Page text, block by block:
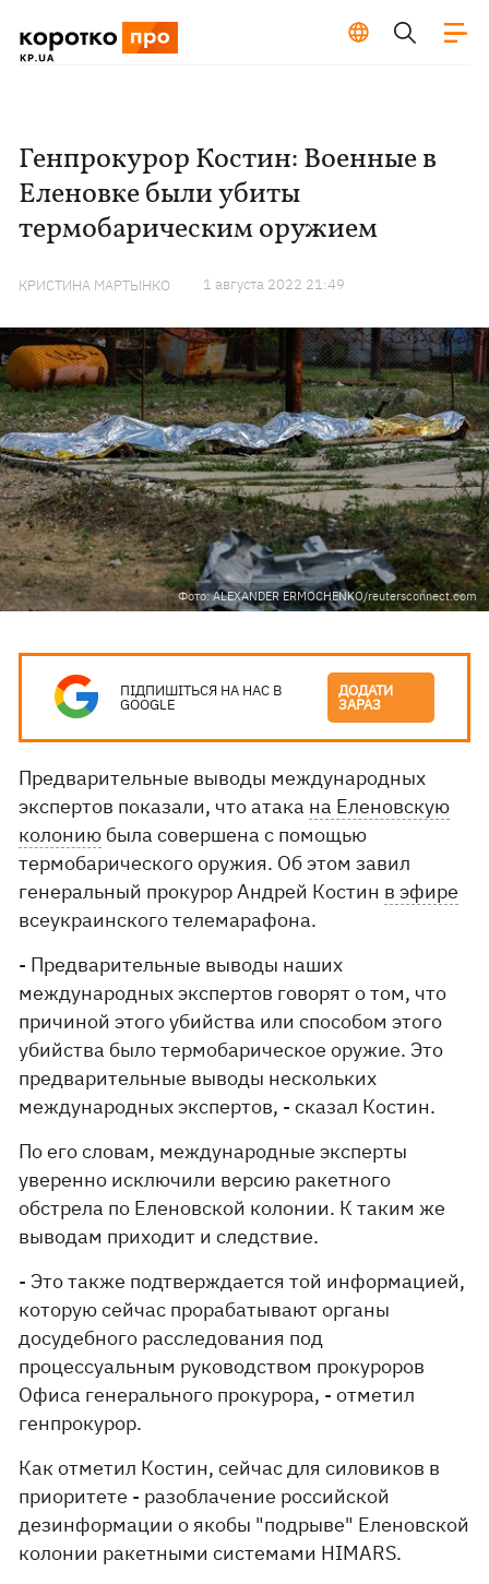
Генпрокурор Костин: Военные в
Еленовке были убиты
термобарическим оружием
КРИСТИНА МАРТЫНКО 1 августа 2022 21:49
Фото: ALEXANDER ERMOCHENKO/reutersconnect.com
ПІДПИШІТЬСЯ НА НАС В
GOOGLE
ДОДАТИ
ЗАРАЗ
Предварительные выводы международных
экспертов показали, что атака на Еленовскую
колонию была совершена с помощью
термобарического оружия. Об этом завил
генеральный прокурор Андрей Костин в эфире
всеукраинского телемарафона.
- Предварительные выводы наших
международных экспертов говорят о том, что
причиной этого убийства или способом этого
убийства было термобарическое оружие. Это
предварительные выводы нескольких
международных экспертов, - сказал Костин.
По его словам, международные эксперты
уверенно исключили версию ракетного
обстрела по Еленовской колонии. К таким же
выводам приходит и следствие.
- Это также подтверждается той информацией,
которую сейчас прорабатывают органы
досудебного расследования под
процессуальным руководством прокуроров
Офиса генерального прокурора, - отметил
генпрокурор.
Как отметил Костин, сейчас для силовиков в
приоритете - разоблачение российской
дезинформации о якобы "подрыве" Еленовской
колонии ракетными системами HIMARS.